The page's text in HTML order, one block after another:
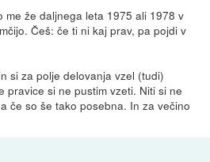
me že daljnega leta 1975 ali 1978 v
Češ: če ti ni kaj prav, pa pojdi v
si za polje delovanja vzel (tudi)
pravice si ne pustim vzeti. Niti si ne
če so še tako posebna. In za večino